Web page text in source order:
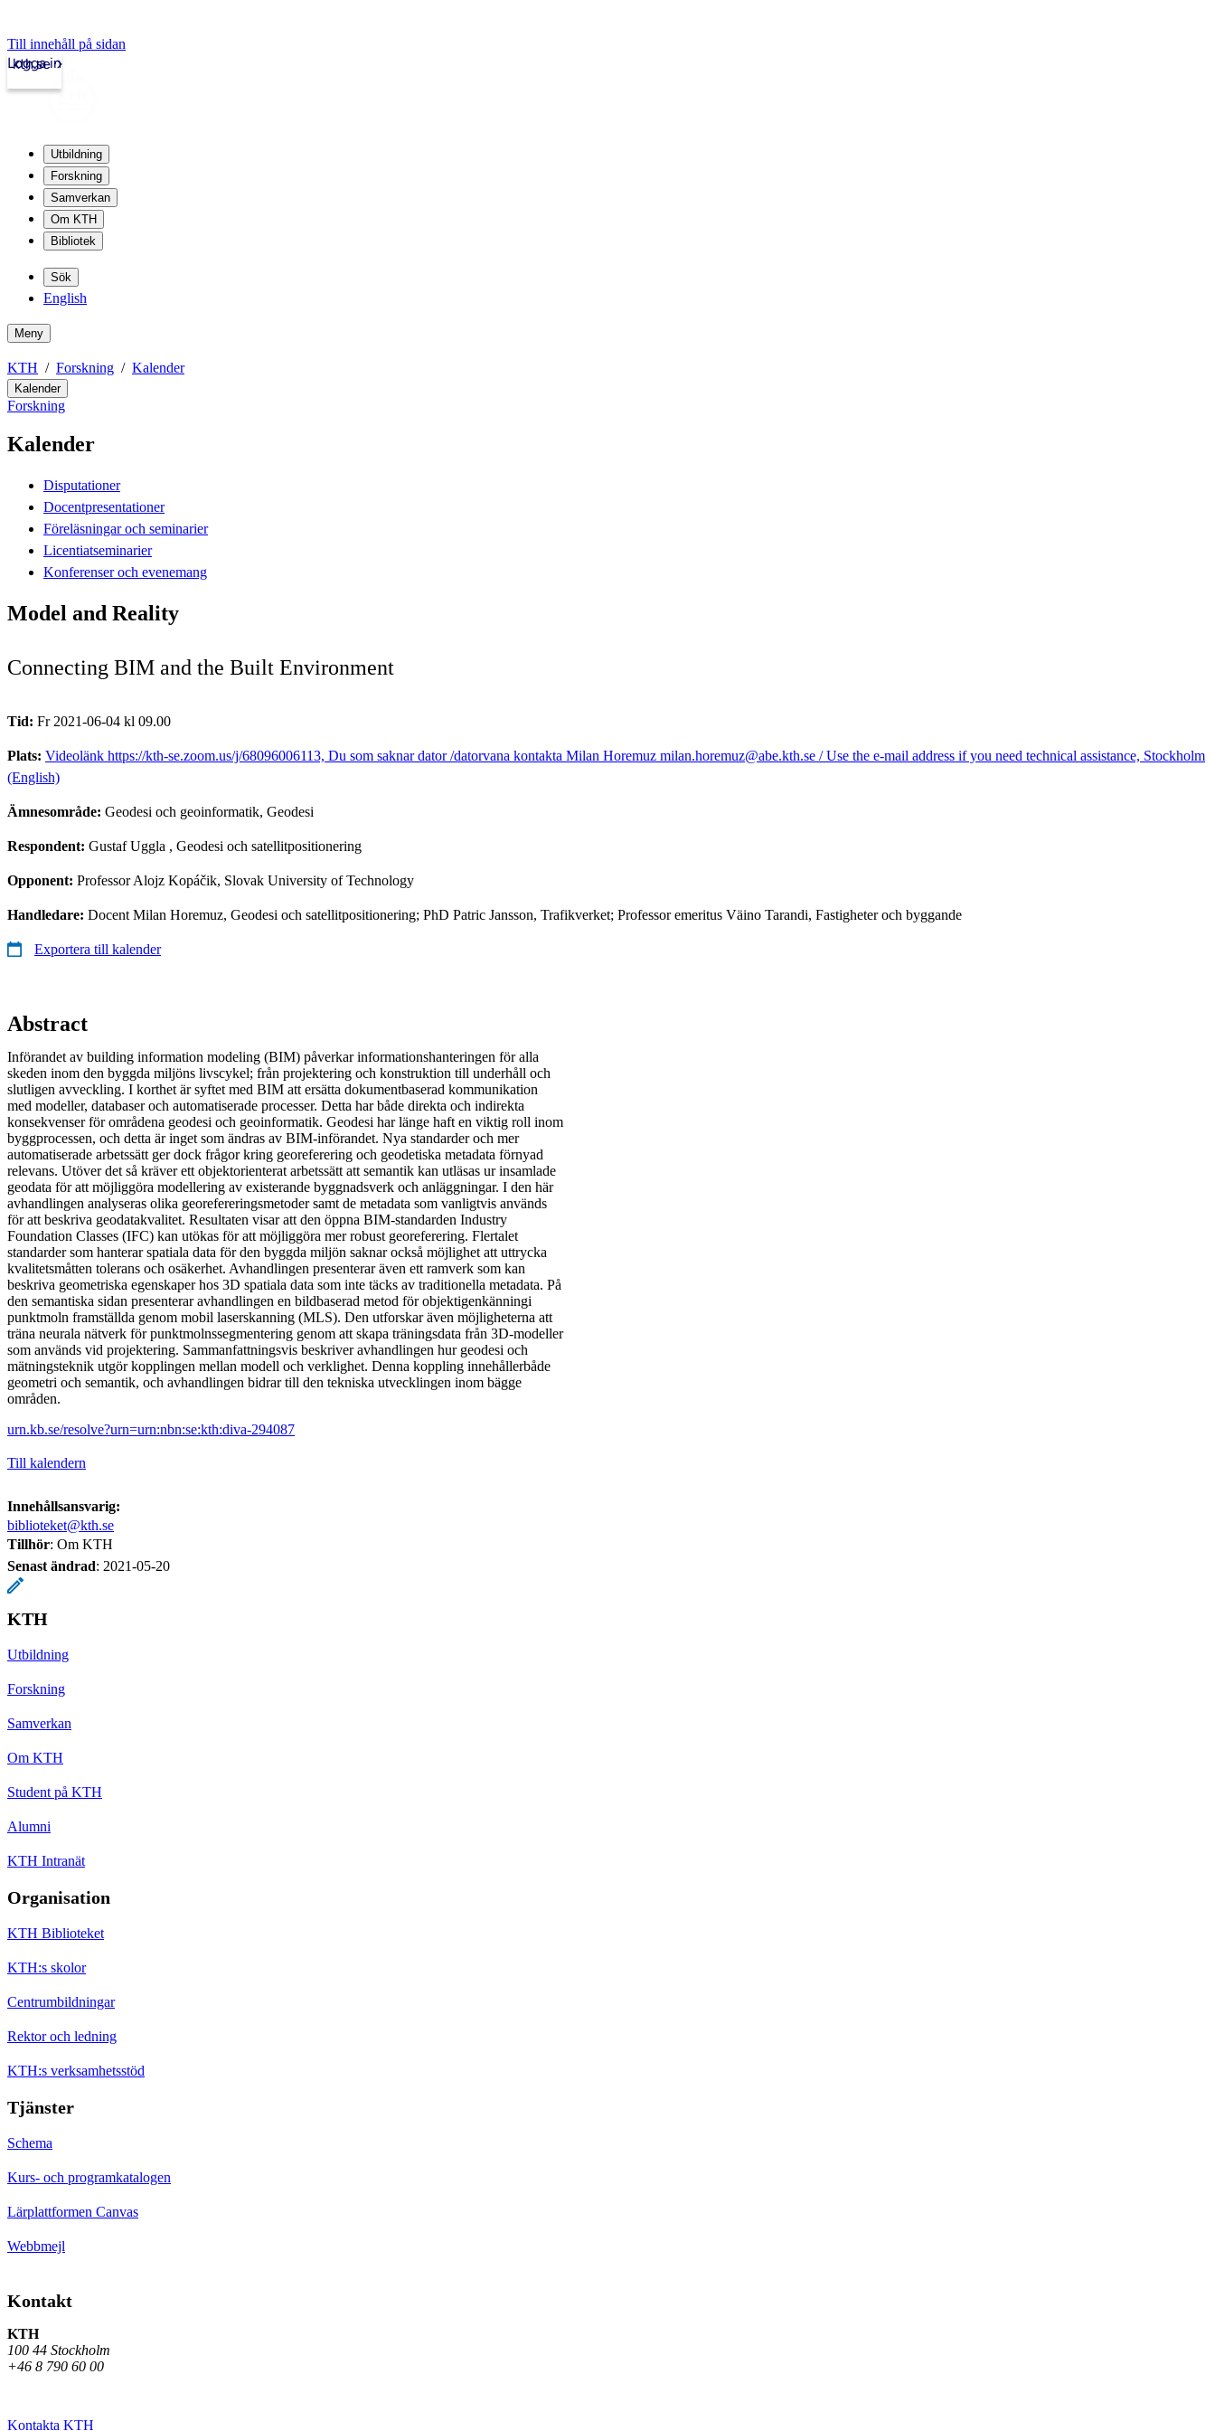
Till innehåll på sidan
kth.se
Logga in
Utbildning
Forskning
Samverkan
Om KTH
Bibliotek
Sök
English
Meny
KTH Forskning Kalender
Kalender
Forskning
Kalender
Disputationer
Docentpresentationer
Föreläsningar och seminarier
Licentiatseminarier
Konferenser och evenemang
Model and Reality
Connecting BIM and the Built Environment
Tid: Fr 2021-06-04 kl 09.00
Plats: Videolänk https://kth-se.zoom.us/j/68096006113, Du som saknar dator /datorvana kontakta Milan Horemuz milan.horemuz@abe.kth.se / Use the e-mail address if you need technical assistance, Stockholm
(English)
Ämnesområde: Geodesi och geoinformatik, Geodesi
Respondent: Gustaf Uggla , Geodesi och satellitpositionering
Opponent: Professor Alojz Kopáčik, Slovak University of Technology
Handledare: Docent Milan Horemuz, Geodesi och satellitpositionering; PhD Patric Jansson, Trafikverket; Professor emeritus Väino Tarandi, Fastigheter och byggande
Exportera till kalender
Abstract
Införandet av building information modeling (BIM) påverkar informationshanteringen för alla
skeden inom den byggda miljöns livscykel; från projektering och konstruktion till underhåll och
slutligen avveckling. I korthet är syftet med BIM att ersätta dokumentbaserad kommunikation
med modeller, databaser och automatiserade processer. Detta har både direkta och indirekta
konsekvenser för områdena geodesi och geoinformatik. Geodesi har länge haft en viktig roll inom
byggprocessen, och detta är inget som ändras av BIM-införandet. Nya standarder och mer
automatiserade arbetssätt ger dock frågor kring georeferering och geodetiska metadata förnyad
relevans. Utöver det så kräver ett objektorienterat arbetssätt att semantik kan utläsas ur insamlade
geodata för att möjliggöra modellering av existerande byggnadsverk och anläggningar. I den här
avhandlingen analyseras olika georefereringsmetoder samt de metadata som vanligtvis används
för att beskriva geodatakvalitet. Resultaten visar att den öppna BIM-standarden Industry
Foundation Classes (IFC) kan utökas för att möjliggöra mer robust georeferering. Flertalet
standarder som hanterar spatiala data för den byggda miljön saknar också möjlighet att uttrycka
kvalitetsmåtten tolerans och osäkerhet. Avhandlingen presenterar även ett ramverk som kan
beskriva geometriska egenskaper hos 3D spatiala data som inte täcks av traditionella metadata. På
den semantiska sidan presenterar avhandlingen en bildbaserad metod för objektigenkänningi
punktmoln framställda genom mobil laserskanning (MLS). Den utforskar även möjligheterna att
träna neurala nätverk för punktmolnssegmentering genom att skapa träningsdata från 3D-modeller
som används vid projektering. Sammanfattningsvis beskriver avhandlingen hur geodesi och
mätningsteknik utgör kopplingen mellan modell och verklighet. Denna koppling innehållerbåde
geometri och semantik, och avhandlingen bidrar till den tekniska utvecklingen inom bägge
områden.
urn.kb.se/resolve?urn=urn:nbn:se:kth:diva-294087
Till kalendern
Innehållsansvarig:
biblioteket@kth.se
Tillhör: Om KTH
Senast ändrad: 2021-05-20
KTH
Utbildning
Forskning
Samverkan
Om KTH
Student på KTH
Alumni
KTH Intranät
Organisation
KTH Biblioteket
KTH:s skolor
Centrumbildningar
Rektor och ledning
KTH:s verksamhetsstöd
Tjänster
Schema
Kurs- och programkatalogen
Lärplattformen Canvas
Webbmejl
Kontakt
KTH
100 44 Stockholm
+46 8 790 60 00
Kontakta KTH